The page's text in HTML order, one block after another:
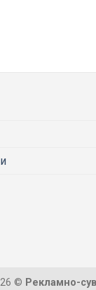
© Рекламно-